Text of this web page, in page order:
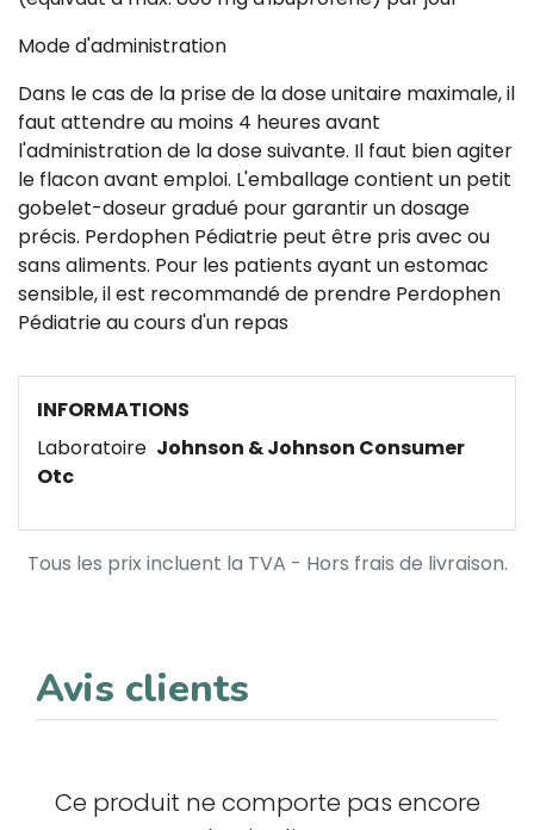
Mode d'administration
Dans le cas de la prise de la dose unitaire maximale, il
faut attendre au moins 4 heures avant
l'administration de la dose suivante. Il faut bien agiter
le flacon avant emploi. L'emballage contient un petit
gobelet-doseur gradué pour garantir un dosage
précis. Perdophen Pédiatrie peut être pris avec ou
sans aliments. Pour les patients ayant un estomac
sensible, il est recommandé de prendre Perdophen
Pédiatrie au cours d'un repas
INFORMATIONS
Laboratoire Johnson & Johnson Consumer
Otc
Tous les prix incluent la TVA - Hors frais de livraison.
Avis clients
Ce produit ne comporte pas encore